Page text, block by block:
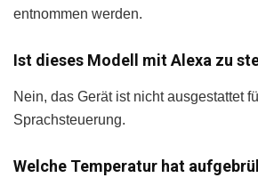
entnommen werden.
Ist dieses Modell mit Alexa zu
Nein, das Gerät ist nicht ausgestattet
Sprachsteuerung.
Welche Temperatur hat